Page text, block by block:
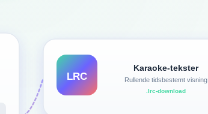
LRC
Karaoke-tekster
Rullende tidsbestemt visning
.lrc-download